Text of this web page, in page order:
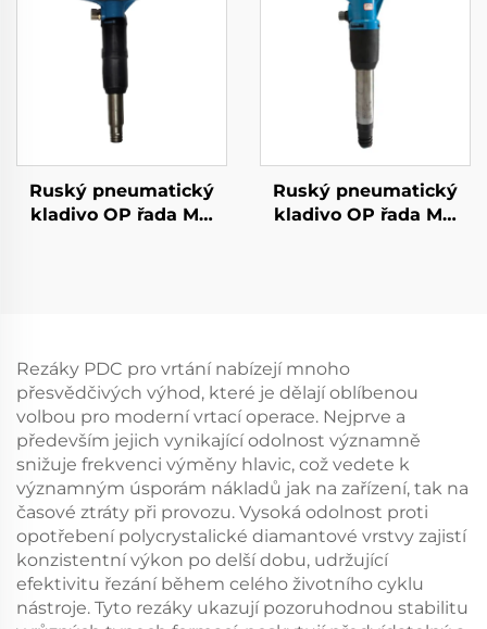
Ruský pneumatický
kladivo OP řada MO
Ruský pneumatický
kladivo OP řada MO
Rezáky PDC pro vrtání nabízejí mnoho
přesvědčivých výhod, které je dělají oblíbenou
volbou pro moderní vrtací operace. Nejprve a
především jejich vynikající odolnost významně
snižuje frekvenci výměny hlavic, což vedete k
významným úsporám nákladů jak na zařízení, tak na
časové ztráty při provozu. Vysoká odolnost proti
opotřebení polycrystalické diamantové vrstvy zajistí
konzistentní výkon po delší dobu, udržující
efektivitu řezání během celého životního cyklu
nástroje. Tyto rezáky ukazují pozoruhodnou stabilitu